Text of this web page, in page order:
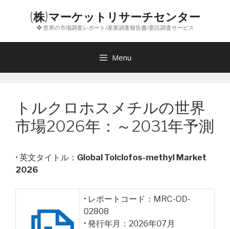
ン
(株)マーケットリサーチセンター
❖ 世界の市場調査レポート/産業調査報告書/委託調査サービス
Menu
トルクロホスメチルの世界
市場2026年：～2031年予測
• 英文タイトル： Global Tolclofos-methyl Market
2026
• レポートコード：MRC-OD-
02808
• 発行年月：2026年07月